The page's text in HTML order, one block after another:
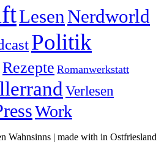
LesenNerdworld
Politik
Rezepte Romanwerkstatt
Verlesen
Work
Wahnsinns | made with in Ostfriesland